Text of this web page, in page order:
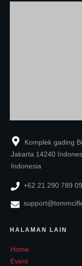
Komplek gading
Jakarta 14240
Indonesia
+62 21 290 789 09
HALAMAN LAIN
Home
Event